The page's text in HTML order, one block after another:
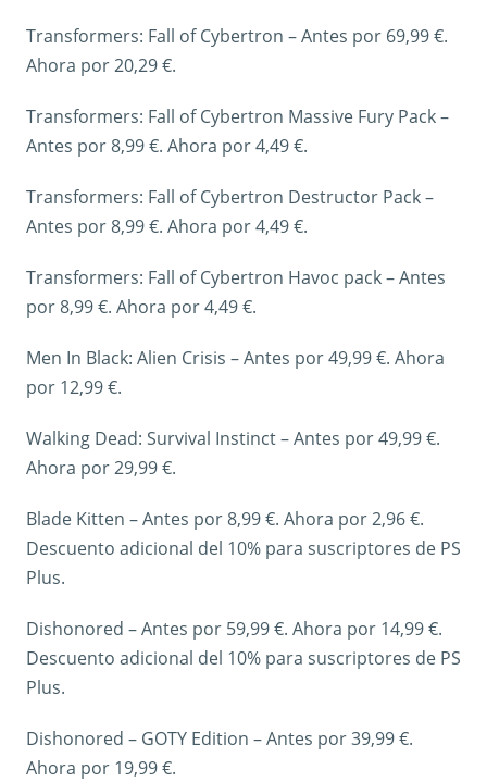
Transformers: Fall of Cybertron – Antes por 69,99 €.
Ahora por 20,29 €.
Transformers: Fall of Cybertron Massive Fury Pack –
Antes por 8,99 €. Ahora por 4,49 €.
Transformers: Fall of Cybertron Destructor Pack –
Antes por 8,99 €. Ahora por 4,49 €.
Transformers: Fall of Cybertron Havoc pack – Antes
por 8,99 €. Ahora por 4,49 €.
Men In Black: Alien Crisis – Antes por 49,99 €. Ahora
por 12,99 €.
Walking Dead: Survival Instinct – Antes por 49,99 €.
Ahora por 29,99 €.
Blade Kitten – Antes por 8,99 €. Ahora por 2,96 €.
Descuento adicional del 10% para suscriptores de PS
Plus.
Dishonored – Antes por 59,99 €. Ahora por 14,99 €.
Descuento adicional del 10% para suscriptores de PS
Plus.
Dishonored – GOTY Edition – Antes por 39,99 €.
Ahora por 19,99 €.